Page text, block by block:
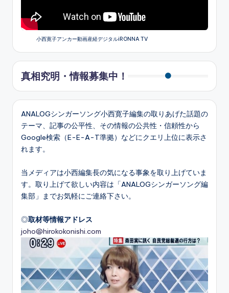
小西寛子アンカー動画産経デジタルiRONNA TV
真相究明・情報募集中！
ANALOGシンガーソング小西寛子編集の取りあげた話題の
テーマ、記事の公平性、その情報の公共性・信頼性から
Google検索（E-E-A-T準拠）などにクエリ上位に表示さ
れます。
当メディアは小西編集長の気になる事象を取り上げていま
す。取り上げて欲しい内容は「ANALOGシンガーソング編
集部」までお気軽にご連絡下さい。
◎取材等情報アドレス
joho@hirokokonishi.com